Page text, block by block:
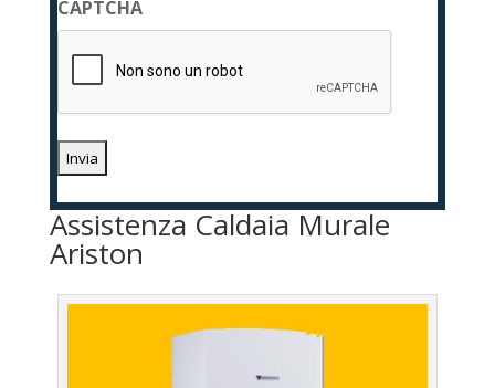
*
CAPTCHA
Assistenza Caldaia Murale
Ariston